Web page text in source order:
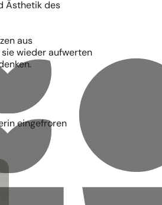
Ästhetik des
aus
wieder aufwerten
eingefroren